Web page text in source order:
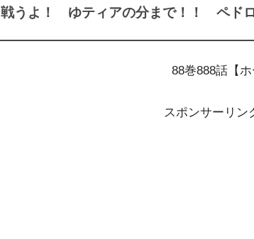
戦うよ！ ゆティアの分まで！！ ペドロ
88巻888話【
スポンサーリン